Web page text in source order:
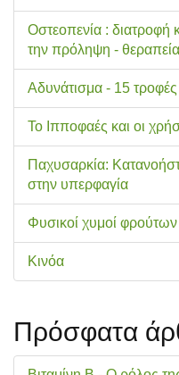
Οστεοπενία : διατροφή
την πρόληψη - θεραπεία
Αδυνάτισμα - 15 τροφές
Το Ιπποφαές και οι
Παχυσαρκία:
στην υπερφαγία
Φυσικοί χυμοί
Κινόα
Πρόσφατα